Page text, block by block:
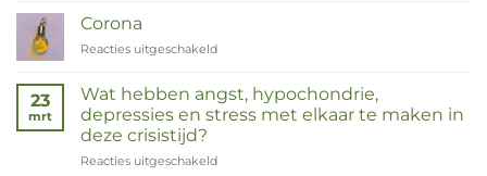
Corona
Reacties uitgeschakeld
23
mrt
Wat hebben angst, hypochondrie,
depressies en stress met elkaar te maken in
deze crisistijd?
Reacties uitgeschakeld